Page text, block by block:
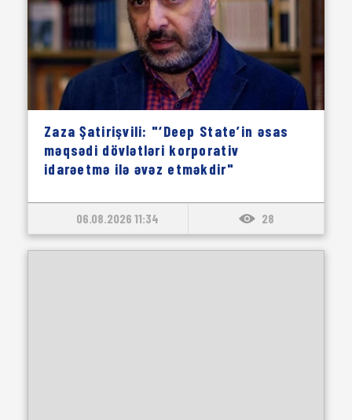
Zaza Şatirişvili: "‘Deep State’in əsas
məqsədi dövlətləri korporativ
idarəetmə ilə əvəz etməkdir"
06.08.2026 11:34 28